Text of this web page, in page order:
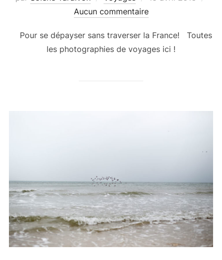
le
Aucun commentaire
Pour se dépayser sans traverser la France! Toutes
les photographies de voyages ici !